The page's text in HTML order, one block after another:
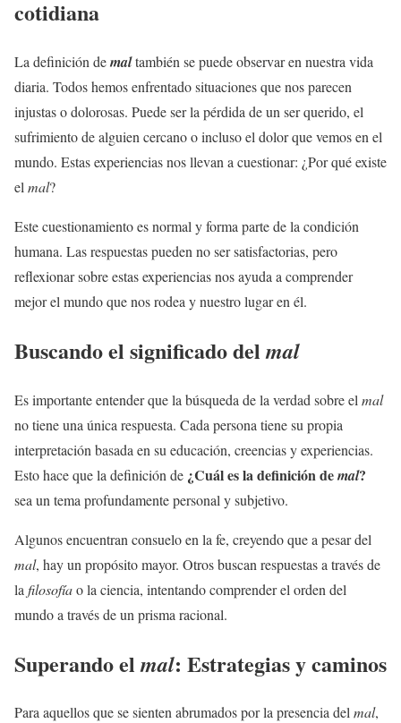
cotidiana
La definición demaltambién se puede observar en nuestra vida
diaria. Todos hemos enfrentado situaciones que nos parecen
injustas o dolorosas. Puede ser la pérdida de un ser querido, el
sufrimiento de alguien cercano o incluso el dolor que vemos en el
mundo. Estas experiencias nos llevan a cuestionar: ¿Por qué existe
el mal?
Este cuestionamiento es normal y forma parte de la condición
humana. Las respuestas pueden no ser satisfactorias, pero
reflexionar sobre estas experiencias nos ayuda a comprender
mejor el mundo que nos rodea y nuestro lugar en él.
Buscando el significado delmal
Es importante entender que la búsqueda de la verdad sobre el mal
no tiene una única respuesta. Cada persona tiene su propia
interpretación basada en su educación, creencias y experiencias.
Esto hace que la definición de ¿Cuál es la definición demal?
sea un tema profundamente personal y subjetivo.
Algunos encuentran consuelo en la fe, creyendo que a pesar del
mal, hay un propósito mayor. Otros buscan respuestas a través de
la filosofíao la ciencia, intentando comprender el orden del
mundo a través de un prisma racional.
Superando elmal: Estrategias y caminos
Para aquellos que se sienten abrumados por la presencia delmal,